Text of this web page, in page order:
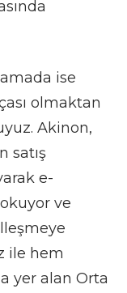
ise
olmaktan
Akinon,
satış
e-
ve
ile hem
yer alan Orta